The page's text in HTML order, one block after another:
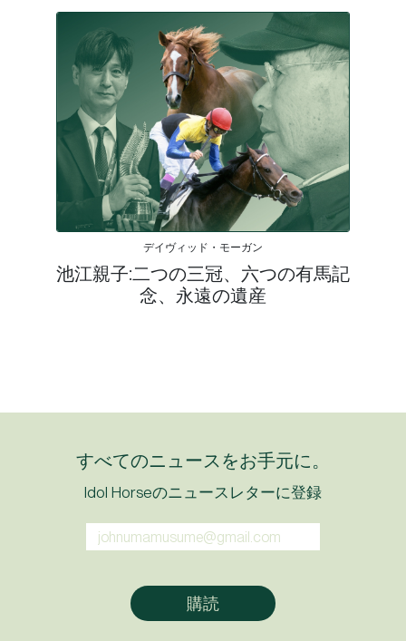
デイヴィッド・モーガン
池江親子:二つの三冠、六つの有馬記
念、永遠の遺産
すべてのニュースをお手元に。
Idol Horseのニュースレターに登録